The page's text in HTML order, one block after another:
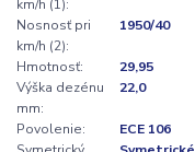
km/h (1):
Nosnosť pri
km/h (2):
1950/40
Hmotnosť:
29,95
Výška dezénu
mm:
22,0
Povolenie:
ECE 106